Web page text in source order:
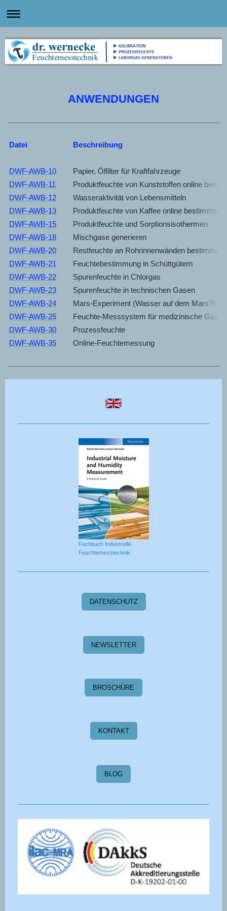
ANWENDUNGEN
Datei Beschreibung
DWF-AWB-10
Papier, Ölfilter für Kraftfahrzeuge
DWF-AWB-11
Produktfeuchte von Kunststoffen online
DWF-AWB-12
Wasseraktivität von Lebensmitteln
DWF-AWB-13
Produktfeuchte von Kaffee online bestimmen
DWF-AWB-15
Produktfeuchte und Sorptionsisothermen
DWF-AWB-18
Mischgase generieren
DWF-AWB-20
Restfeuchte an Rohrinnenwänden bestimmen
DWF-AWB-21
Feuchtebestimmung in Schüttgütern
DWF-AWB-22
Spurenfeuchte in Chlorgas
DWF-AWB-23
Spurenfeuchte in technischen Gasen
DWF-AWB-24
Mars-Experiment (Wasser auf dem Mars?)
DWF-AWB-25
Feuchte-Messsystem für medizinische Gase
DWF-AWB-30
Prozessfeuchte
DWF-AWB-35
Online-Feuchtemessung
Fachbuch Industrielle
Feuchtemesstechnik
DATENSCHUTZ
NEWSLETTER
BROSCHÜRE
KONTAKT
BLOG